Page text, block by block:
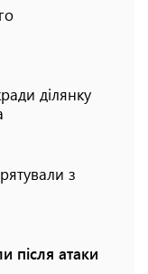
ділянку
з
після атаки